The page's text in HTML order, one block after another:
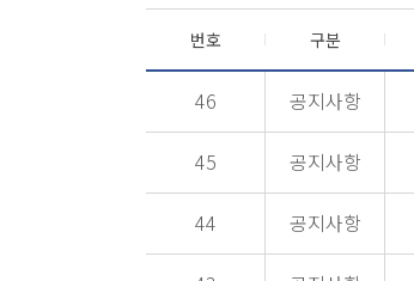
번호 구분
46 공지사항
45 공지사항
44 공지사항